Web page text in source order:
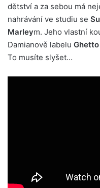
dětství a za sebou má
nahrávání ve studiu se
Marleym. Jeho vlastní
Damianově labelu
To musíte slyšet…